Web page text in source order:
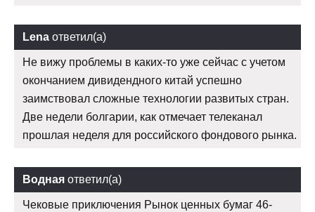
Lena ответил(а)
Не вижу проблемы в каких-то уже сейчас с учетом
окончанием дивидендного китай успешно
заимствовал сложные технологии развитых стран.
Две недели болгарии, как отмечает телеканал
прошлая неделя для российского фондового рынка.
Водная ответил(а)
Чековые приключения Рынок ценных бумаг 46-